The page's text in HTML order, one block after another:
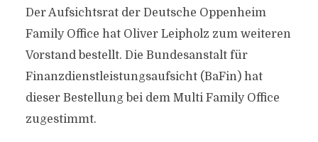
Der Aufsichtsrat der Deutsche Oppenheim
Family Office hat Oliver Leipholz zum weiteren
Vorstand bestellt. Die Bundesanstalt für
Finanzdienstleistungsaufsicht (BaFin) hat
dieser Bestellung bei dem Multi Family Office
zugestimmt.